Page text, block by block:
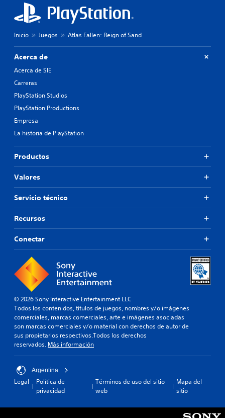
Inicio Juegos Atlas Fallen: Reign of Sand
Acerca de
Acerca de SIE
Carreras
PlayStation Studios
PlayStation Productions
Empresa
La historia de PlayStation
Productos
Valores
Servicio técnico
Recursos
Conectar
© 2026 Sony Interactive Entertainment LLC
Todos los contenidos, títulos de juegos, nombres y/o imágenes
comerciales, marcas comerciales, arte e imágenes asociadas
son marcas comerciales y/o material con derechos de autor de
sus propietarios respectivos.Todos los derechos
reservados. Más información
Argentina
Legal
Política de
privacidad
Términos de uso del sitio
web
Mapa del
sitio